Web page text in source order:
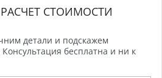
СТОИМОСТИ
детали и подскажем
бесплатна и ни к